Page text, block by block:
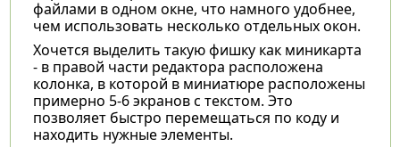
файлами в одном окне, что намного удобнее,
чем использовать несколько отдельных окон.
Хочется выделить такую фишку как миникарта
- в правой части редактора расположена
колонка, в которой в миниатюре расположены
примерно 5-6 экранов с текстом. Это
позволяет быстро перемещаться по коду и
находить нужные элементы.